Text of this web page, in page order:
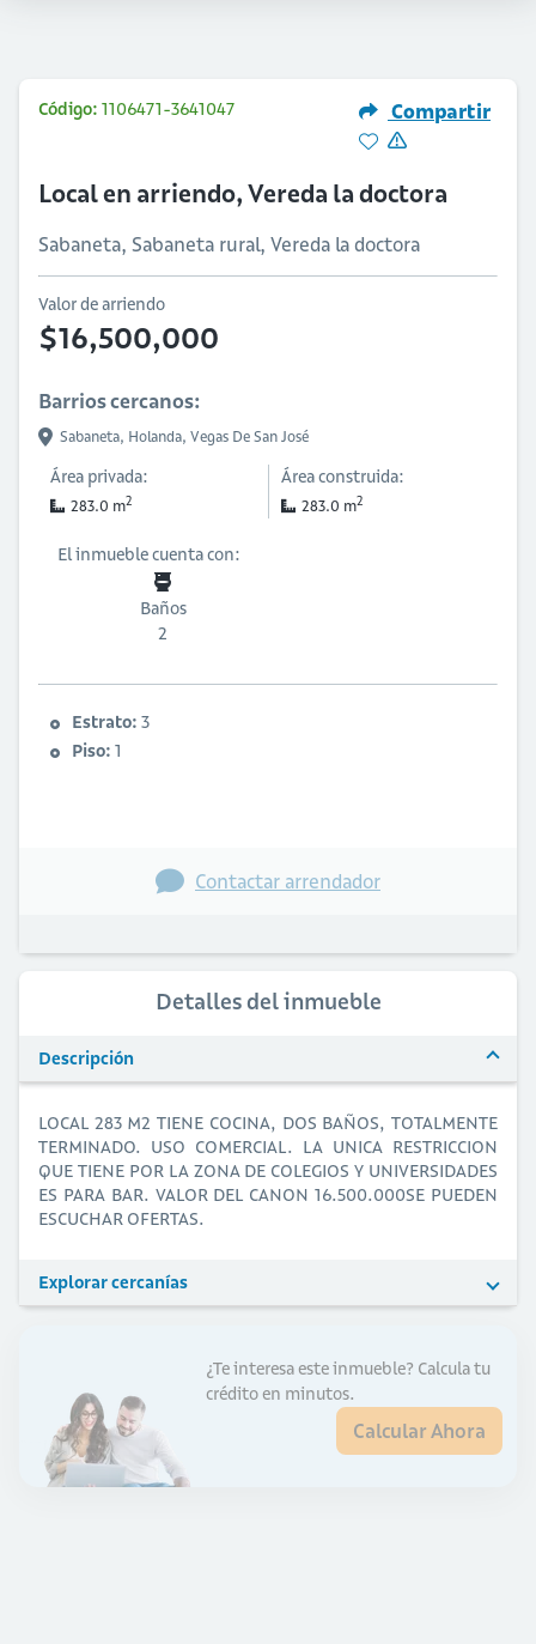
Código: 1106471-3641047 Compartir
Local en arriendo, Vereda la doctora
Sabaneta, Sabaneta rural, Vereda la doctora
Valor de arriendo
$16,500,000
Barrios cercanos:
Sabaneta, Holanda, Vegas De San José
Área privada:
283.0 m2
Área construida:
283.0 m2
El inmueble cuenta con:
Baños
2
Estrato: 3
Piso: 1
Contactar arrendador
Detalles del inmueble
Descripción
LOCAL 283 M2 TIENE COCINA, DOS BAÑOS, TOTALMENTE
TERMINADO. USO COMERCIAL. LA UNICA RESTRICCION
QUE TIENE POR LA ZONA DE COLEGIOS Y UNIVERSIDADES
ES PARA BAR. VALOR DEL CANON 16.500.000SE PUEDEN
ESCUCHAR OFERTAS.
Explorar cercanías
¿Te interesa este inmueble? Calcula tu
crédito en minutos.
Calcular Ahora